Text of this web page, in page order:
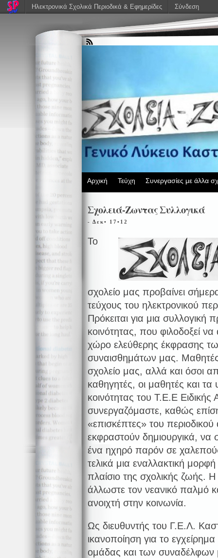
Αρχική Τεύχη Συνεργασίες με άλλα
Σχολειά-Ζωντας Συλλογικά
- Δεκ• 17•12
Το
σχολείο μας προβαίνει
τεύχους του ηλεκτρονικού
Πρόκειται για μια συλλογική
κοινότητας, που φιλοδοξεί
χώρο ελεύθερης έκφρασης
συναισθημάτων μας.
σχολείο μας, αλλά και όσοι
καθηγητές, οι μαθητές και
κοινότητας του Τ.Ε.Ε
συνεργαζόμαστε, καθώς
«επισκέπτες» του
εκφραστούν δημιουργικά,
ένα ηχηρό παρόν σε
τελικά μια εναλλακτική
πλαίσιο της σχολικής ζωής. Η
άλλωστε τον νεανικό παλμό
ανοιχτή στην κοινωνία.
Ως διευθυντής του Γ.Ε.Λ.
ικανοποίηση για το
ομάδας και των συναδέλφων
Ηλεκτρονικά Σχολικά Περιοδικά & Εφημερίδες Σύνδεση